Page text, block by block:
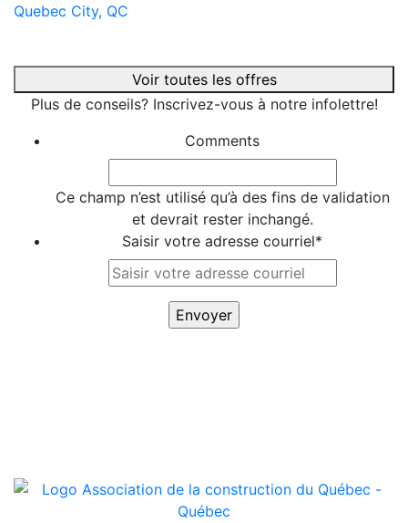
Quebec City, QC
Voir toutes les offres
Plus de conseils? Inscrivez-vous à notre infolettre!
Comments
Ce champ n’est utilisé qu’à des fins de validation
et devrait rester inchangé.
Saisir votre adresse courriel*